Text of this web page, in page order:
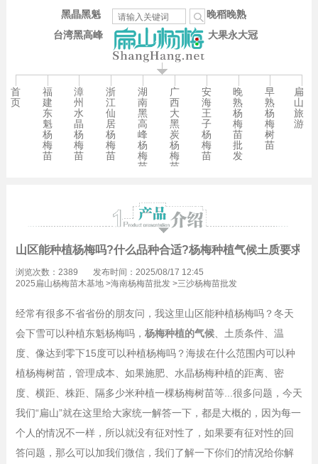
台湾黑高峰
晚稻晚熟
大果永大冠
黑晶黑魁
首
页
福
建
东
魁
杨
梅
苗
漳
州
水
晶
杨
梅
苗
浙
江
仙
居
杨
梅
苗
湖
南
黑
高
峰
杨
梅
苗
广
西
大
黑
炭
杨
梅
苗
安
海
王
子
杨
梅
苗
晚
熟
杨
梅
苗
批
发
早
熟
杨
梅
树
苗
扁
山
旅
游
山区能种植杨梅吗?什么品种合适?杨梅种植气候土质要求-
浏览次数：2389
发布时间：2025/08/17 12:45
2025扁山杨梅苗木基地>海南杨梅苗批发>三沙杨梅苗批发
经常有很多不省省份的朋友问，我这里山区能种植杨梅吗？冬天
会下雪可以种植东魁杨梅吗， 杨梅种植的气候、土质条件、温
度、像达到零下15度可以种植杨梅吗？海拔在什么范围内可以种
植杨梅树苗，管理成本、如果施肥、水晶杨梅种植的距离、密
度、横距、株距、隔多少米种植一棵杨梅树苗等...很多问题，今天
我们“扁山”就在这里给大家统一解答一下，都是大概的，因为每一
个人的情况不一样，所以就没有征对性了，如果要有征对性的回
答问题，那么可以加我们微信，我们了解一下你们的情况给你解